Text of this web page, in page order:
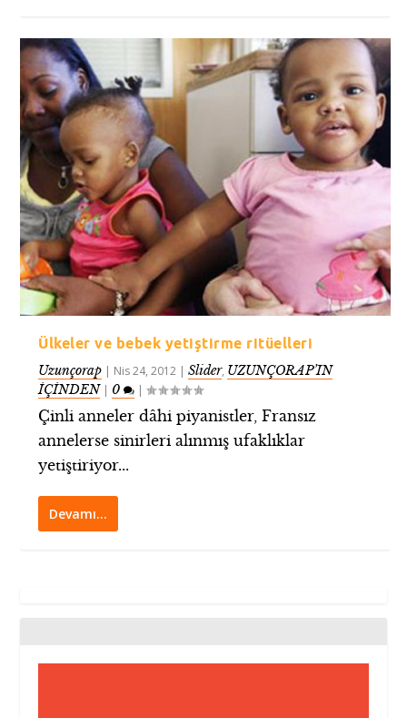
Ülkeler ve bebek yetiştirme ritüelleri
Uzunçorap | Nis 24, 2012 |Slider, UZUNÇORAP’IN
İÇİNDEN| 0 |
Çinli anneler dâhi piyanistler, Fransız
annelerse sinirleri alınmış ufaklıklar
yetiştiriyor...
Devamı…